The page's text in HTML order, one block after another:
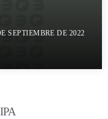
SEPTIEMBRE DE 2022